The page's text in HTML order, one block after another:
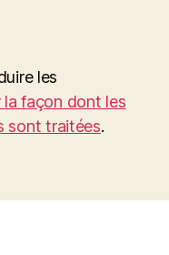
les
la façon dont les
sont traitées.